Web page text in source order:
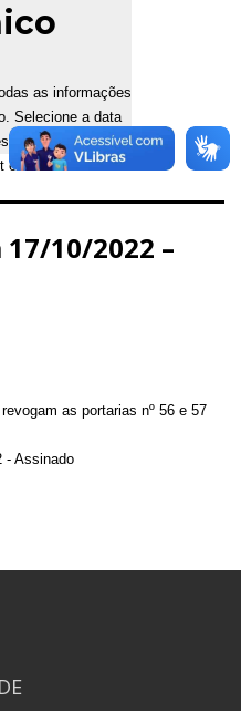
as informações
Selecione a data
exist!
10/2022 –
as portarias nº 56 e 57
- Assinado